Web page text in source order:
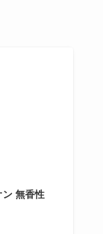
ン 無香性